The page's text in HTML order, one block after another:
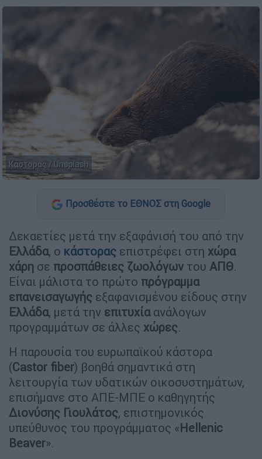
Κάστορας / Unsplash
Προσθέστε το ΕΘΝΟΣ στη Google
Δεκαετίες μετά την εξαφάνισή του από την
Ελλάδα, ο κάστορας επιστρέφει στη χώρα
χάρη σε προσπάθειες ζωολόγων του ΑΠΘ.
Είναι μάλιστα το πρώτο πρόγραμμα
επανεισαγωγής εξαφανισμένου είδους στην
Ελλάδα, μετά την επιτυχίαανάλογων
προγραμμάτων σε άλλες χώρες.
Η παρουσία του ευρωπαϊκού κάστορα
(Castor fiber) βοηθά σημαντικά στη
λειτουργία των υδατικών οικοσυστημάτων,
επισήμανε στο ΑΠΕ-ΜΠΕ ο καθηγητής
Διονύσης Γιουλάτος, επιστημονικός
υπεύθυνος του προγράμματος «Hellenic
Beaver».